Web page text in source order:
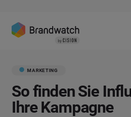
MARKETING
So finden Sie
Ihre Kampagne